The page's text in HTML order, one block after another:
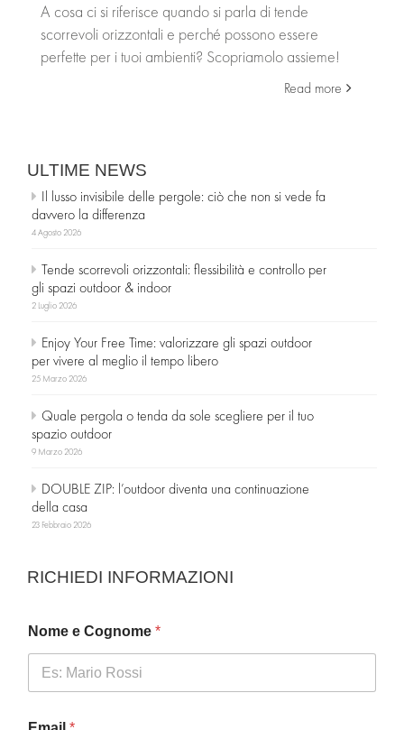
AREA DOWNLOAD
A cosa ci si riferisce quando si parla di tende
scorrevoli orizzontali e perché possono essere
perfette per i tuoi ambienti? Scopriamolo assieme!
Read more
ULTIME NEWS
Il lusso invisibile delle pergole: ciò che non si vede fa
davvero la differenza
4 Agosto 2026
Tende scorrevoli orizzontali: flessibilità e controllo per
gli spazi outdoor & indoor
2 Luglio 2026
Enjoy Your Free Time: valorizzare gli spazi outdoor
per vivere al meglio il tempo libero
25 Marzo 2026
Quale pergola o tenda da sole scegliere per il tuo
spazio outdoor
9 Marzo 2026
DOUBLE ZIP: l’outdoor diventa una continuazione
della casa
23 Febbraio 2026
RICHIEDI INFORMAZIONI
Nome e Cognome *